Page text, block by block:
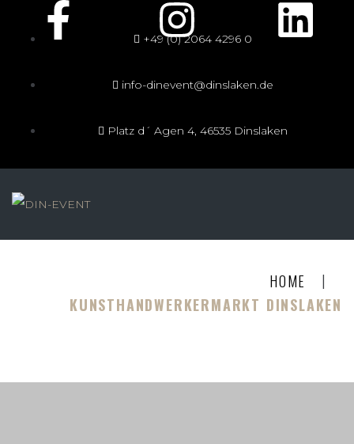
+49 (0) 2064 4296 0
info-dinevent@dinslaken.de
Platz d´ Agen 4, 46535 Dinslaken
HOME
|
KUNSTHANDWERKERMARKT DINSLAKEN